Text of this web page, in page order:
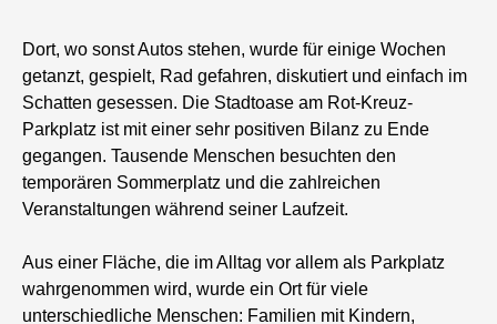
Dort, wo sonst Autos stehen, wurde für einige Wochen
getanzt, gespielt, Rad gefahren, diskutiert und einfach im
Schatten gesessen. Die Stadtoase am Rot-Kreuz-
Parkplatz ist mit einer sehr positiven Bilanz zu Ende
gegangen. Tausende Menschen besuchten den
temporären Sommerplatz und die zahlreichen
Veranstaltungen während seiner Laufzeit.
Aus einer Fläche, die im Alltag vor allem als Parkplatz
wahrgenommen wird, wurde ein Ort für viele
unterschiedliche Menschen: Familien mit Kindern,